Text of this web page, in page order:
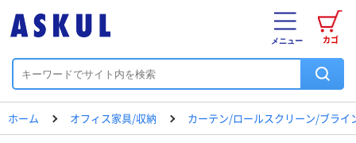
カゴ
メニュー
ホーム オフィス家具/収納 カーテン/ロールスクリーン/ブライ